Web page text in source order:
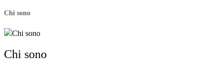
Chi sono
Chi sono